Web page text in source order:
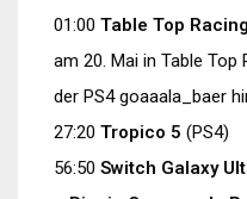
01:00 Table Top
am 20. Mai in Table
der PS4 goaaala_baer
27:20 Tropico 5 (PS4)
56:50 Switch Galaxy